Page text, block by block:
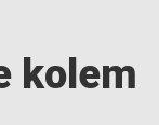
kolem